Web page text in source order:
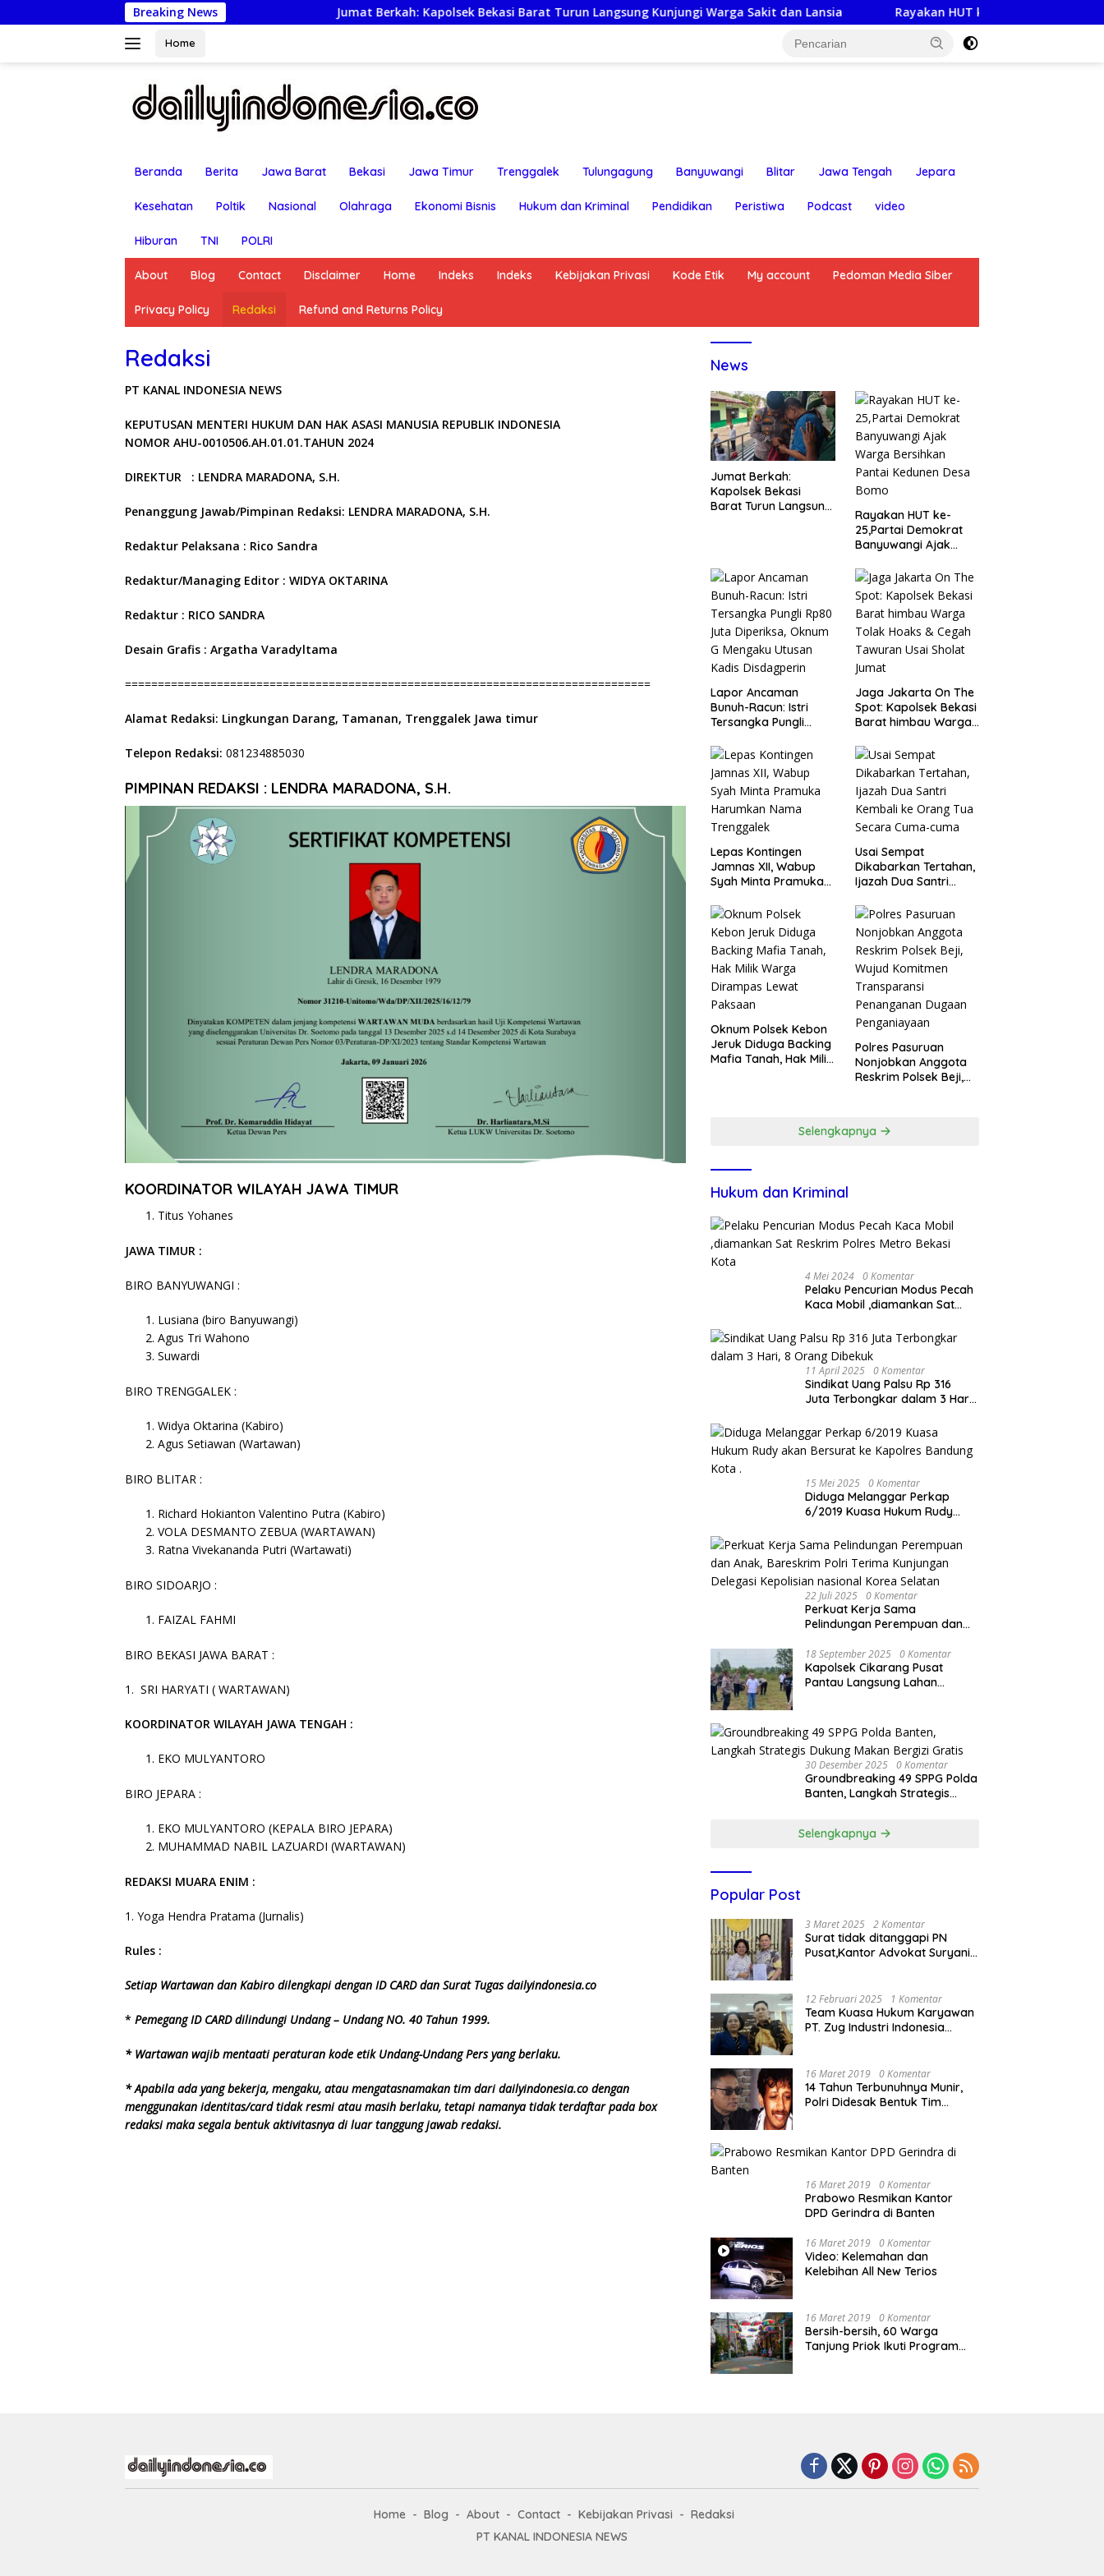
ke
Breaking News Jumat Berkah: Kapolsek Bekasi Barat Turun Langsung Kunjungi Warga Sakit dan Lansia Rayakan HUT ke-25,Partai Demokrat
Home
Beranda Berita Jawa Barat Bekasi Jawa Timur Trenggalek Tulungagung Banyuwangi Blitar Jawa Tengah Jepara
Kesehatan Poltik Nasional Olahraga Ekonomi Bisnis Hukum dan Kriminal Pendidikan Peristiwa Podcast video
Hiburan TNI POLRI
About Blog Contact Disclaimer Home Indeks Indeks Kebijakan Privasi Kode Etik My account Pedoman Media Siber
Privacy Policy Redaksi Refund and Returns Policy
Redaksi
PT KANAL INDONESIA NEWS
KEPUTUSAN MENTERI HUKUM DAN HAK ASASI MANUSIA REPUBLIK INDONESIA
NOMOR AHU-0010506.AH.01.01.TAHUN 2024
DIREKTUR : LENDRA MARADONA, S.H.
Penanggung Jawab/Pimpinan Redaksi: LENDRA MARADONA, S.H.
Redaktur Pelaksana : Rico Sandra
Redaktur/Managing Editor : WIDYA OKTARINA
Redaktur : RICO SANDRA
Desain Grafis : Argatha Varadyltama
================================================================================
Alamat Redaksi: Lingkungan Darang, Tamanan, Trenggalek Jawa timur
Telepon Redaksi: 081234885030
PIMPINAN REDAKSI : LENDRA MARADONA, S.H.
KOORDINATOR WILAYAH JAWA TIMUR
Titus Yohanes
JAWA TIMUR :
BIRO BANYUWANGI :
Lusiana (biro Banyuwangi)
Agus Tri Wahono
Suwardi
BIRO TRENGGALEK :
Widya Oktarina (Kabiro)
Agus Setiawan (Wartawan)
BIRO BLITAR :
Richard Hokianton Valentino Putra (Kabiro)
VOLA DESMANTO ZEBUA (WARTAWAN)
Ratna Vivekananda Putri (Wartawati)
BIRO SIDOARJO :
FAIZAL FAHMI
BIRO BEKASI JAWA BARAT :
1. SRI HARYATI ( WARTAWAN)
KOORDINATOR WILAYAH JAWA TENGAH :
EKO MULYANTORO
BIRO JEPARA :
EKO MULYANTORO (KEPALA BIRO JEPARA)
MUHAMMAD NABIL LAZUARDI (WARTAWAN)
REDAKSI MUARA ENIM :
1. Yoga Hendra Pratama (Jurnalis)
Rules :
Setiap Wartawan dan Kabiro dilengkapi dengan ID CARD dan Surat Tugas dailyindonesia.co
* Pemegang ID CARD dilindungi Undang – Undang NO. 40 Tahun 1999.
* Wartawan wajib mentaati peraturan kode etik Undang-Undang Pers yang berlaku.
* Apabila ada yang bekerja, mengaku, atau mengatasnamakan tim dari dailyindonesia.co dengan
menggunakan identitas/card tidak resmi atau masih berlaku, tetapi namanya tidak terdaftar pada box
redaksi maka segala bentuk aktivitasnya di luar tanggung jawab redaksi.
News
Jumat Berkah:
Kapolsek Bekasi
Barat Turun Langsung
Rayakan HUT ke-
25,Partai Demokrat
Banyuwangi Ajak
Pantai Kedunen Desa
Bomo
Lapor Ancaman
Bunuh-Racun: Istri
Tersangka Pungli
Oknum G Mengaku
Utusan Kadis
Disdagperin
Jaga Jakarta On The
Spot: Kapolsek Bekasi
Barat himbau Warga
Tawuran Usai Sholat
Jumat
Lepas Kontingen
Jamnas XII, Wabup
Syah Minta Pramuka
Trenggalek
Usai Sempat
Dikabarkan Tertahan,
Ijazah Dua Santri
Secara Cuma-cuma
Oknum Polsek Kebon
Jeruk Diduga Backing
Mafia Tanah, Hak Milik
Polres Pasuruan
Nonjobkan Anggota
Reskrim Polsek Beji,
Penganiayaan
Selengkapnya
Hukum dan Kriminal
4 Mei 2024 0 Komentar
Pelaku Pencurian Modus Pecah
Kaca Mobil ,diamankan Sat
Kota
11 April 2025 0 Komentar
Sindikat Uang Palsu Rp 316
Juta Terbongkar dalam 3 Hari,
15 Mei 2025 0 Komentar
Diduga Melanggar Perkap
6/2019 Kuasa Hukum Rudy
Bandung Kota .
22 Juli 2025 0 Komentar
Perkuat Kerja Sama
Pelindungan Perempuan dan
Kunjungan Delegasi Kepolisian
nasional Korea Selatan
18 September 2025 0 Komentar
Kapolsek Cikarang Pusat
Pantau Langsung Lahan
30 Desember 2025 0 Komentar
Groundbreaking 49 SPPG Polda
Banten, Langkah Strategis
Selengkapnya
Popular Post
3 Maret 2025 2 Komentar
Surat tidak ditanggapi PN
Pusat,Kantor Advokat Suryani
Agung RI
12 Februari 2025 1 Komentar
Team Kuasa Hukum Karyawan
PT. Zug Industri Indonesia
Karyawan di Pengadilan Negeri
Jakarta Pusat
16 Maret 2019 0 Komentar
14 Tahun Terbunuhnya Munir,
Polri Didesak Bentuk Tim
16 Maret 2019 0 Komentar
Prabowo Resmikan Kantor
DPD Gerindra di Banten
16 Maret 2019 0 Komentar
Video: Kelemahan dan
Kelebihan All New Terios
16 Maret 2019 0 Komentar
Bersih-bersih, 60 Warga
Tanjung Priok Ikuti Program
Home Blog About Contact Kebijakan Privasi
Redaksi
PT KANAL INDONESIA NEWS